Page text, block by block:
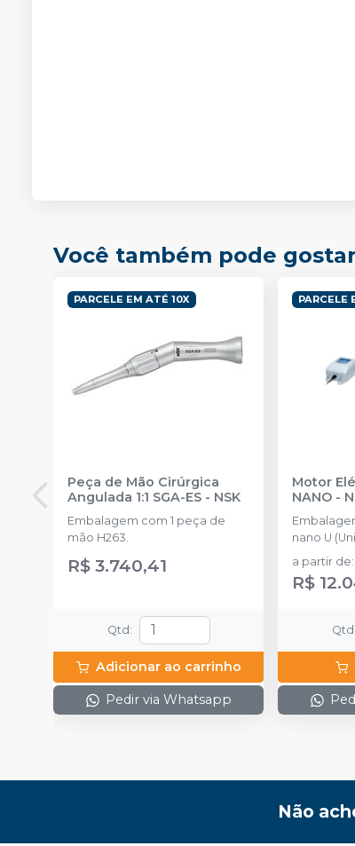
Você também pode
PARCELE EM ATÉ 10X
Peça de Mão Cirúrgica
Angulada 1:1 SGA-ES - NSK
Embalagem com 1 peça de
mão H263.
R$ 3.740,41
Qtd :
Adicionar ao carrinho
Pedir via Whatsapp
PARCELE
Motor
NANO -
nano U
NLX nano
CD (Cabo), 1 NLAC (Adaptador
CA) (120V
a partir de:
R$
Qtd
Não